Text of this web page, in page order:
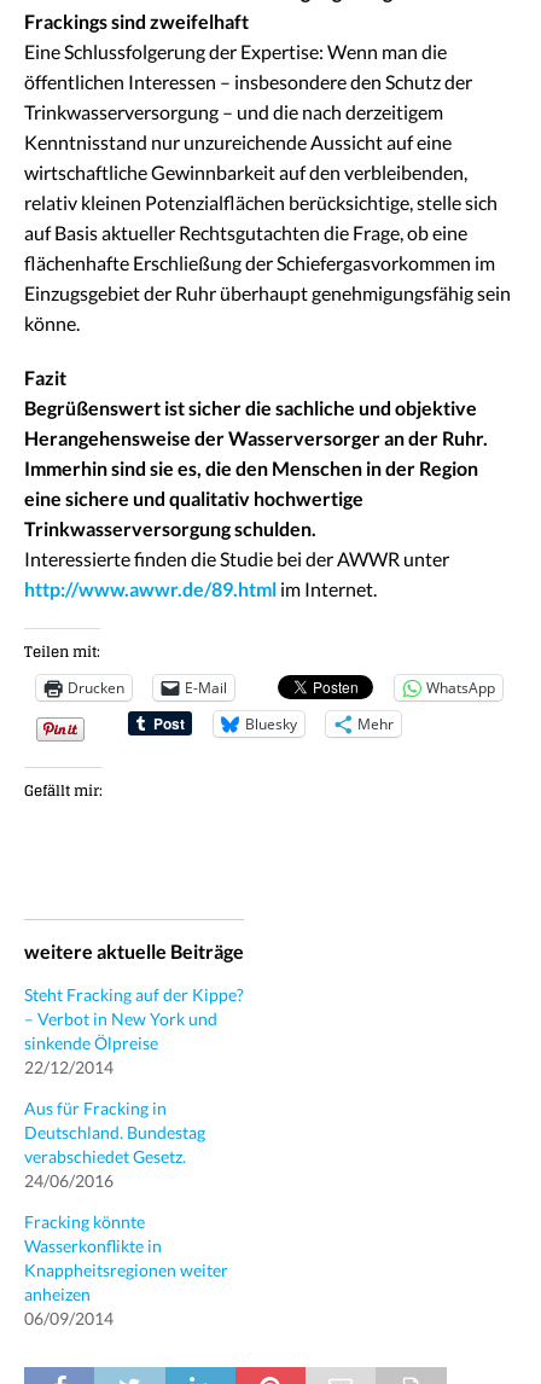
Frackings sind zweifelhaft
Eine Schlussfolgerung der Expertise: Wenn man die
öffentlichen Interessen – insbesondere den Schutz der
Trinkwasserversorgung – und die nach derzeitigem
Kenntnisstand nur unzureichende Aussicht auf eine
wirtschaftliche Gewinnbarkeit auf den verbleibenden,
relativ kleinen Potenzialflächen berücksichtige, stelle sich
auf Basis aktueller Rechtsgutachten die Frage, ob eine
flächenhafte Erschließung der Schiefergasvorkommen im
Einzugsgebiet der Ruhr überhaupt genehmigungsfähig sein
könne.
Fazit
Begrüßenswert ist sicher die sachliche und objektive
Herangehensweise der Wasserversorger an der Ruhr.
Immerhin sind sie es, die den Menschen in der Region
eine sichere und qualitativ hochwertige
Trinkwasserversorgung schulden.
Interessierte finden die Studie bei der AWWR unter
http://www.awwr.de/89.html im Internet.
Teilen mit:
Drucken E-Mail
WhatsApp
Bluesky
Mehr
Gefällt mir:
weitere aktuelle Beiträge
Steht Fracking auf der Kippe?
– Verbot in New York und
sinkende Ölpreise
22/12/2014
Aus für Fracking in
Deutschland. Bundestag
verabschiedet Gesetz.
24/06/2016
Fracking könnte
Wasserkonflikte in
Knappheitsregionen weiter
anheizen
06/09/2014